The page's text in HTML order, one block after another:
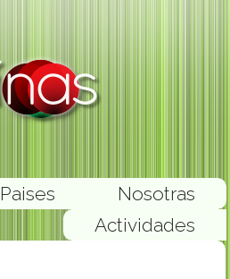
Nosotras
Paises
Actividades